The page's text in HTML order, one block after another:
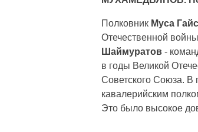
Полковник Муса
Отечественной
Шаймуратов -
в годы Великой
Советского Союза. В
кавалерийским
Это было высокое